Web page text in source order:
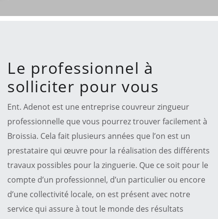
Le professionnel à
solliciter pour vous
Ent. Adenot est une entreprise couvreur zingueur
professionnelle que vous pourrez trouver facilement à
Broissia. Cela fait plusieurs années que l’on est un
prestataire qui œuvre pour la réalisation des différents
travaux possibles pour la zinguerie. Que ce soit pour le
compte d’un professionnel, d’un particulier ou encore
d’une collectivité locale, on est présent avec notre
service qui assure à tout le monde des résultats